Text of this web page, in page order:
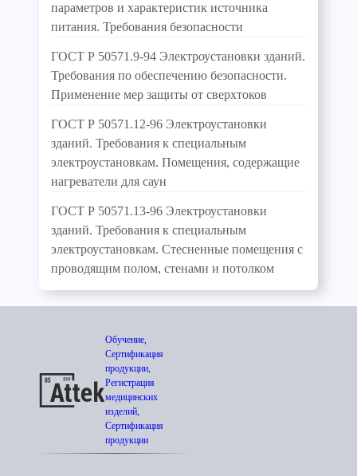
параметров и характеристик источника
питания. Требования безопасности
ГОСТ Р 50571.9-94 Электроустановки зданий.
Требования по обеспечению безопасности.
Применение мер защиты от сверхтоков
ГОСТ Р 50571.12-96 Электроустановки
зданий. Требования к специальным
электроустановкам. Помещения, содержащие
нагреватели для саун
ГОСТ Р 50571.13-96 Электроустановки
зданий. Требования к специальным
электроустановкам. Стесненные помещения с
проводящим полом, стенами и потолком
Обучение,
Сертификация
продукции,
Регистрация
медицинских
изделий,
Сертификация
продукции